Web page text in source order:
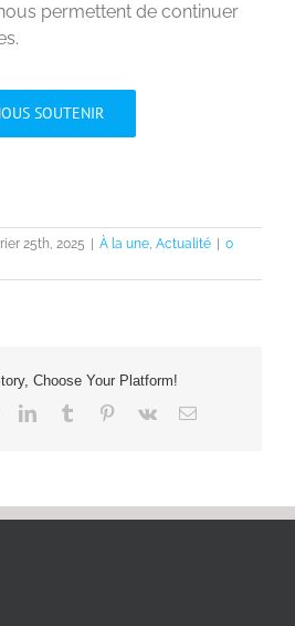
permettent de continuer
SOUTENIR
25th, 2025 À la une, Actualité
0
Choose Your Platform!
LinkedInTumblr Pinterest
Vk Email